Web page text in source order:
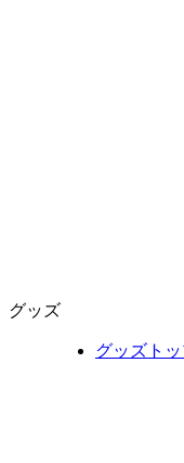
グッズ
グッズト